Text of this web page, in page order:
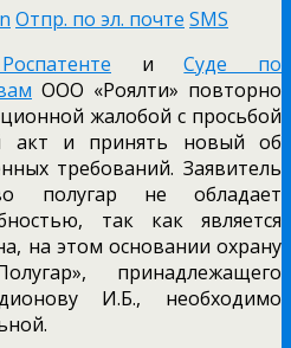
Отпр. по эл. почте SMS
иСуде по
ООО «Роялти» повторно
жалобой с просьбой
акт и принять новый об
требований. Заявитель
полугар не обладает
так как является
на этом основании охрану
принадлежащего
И.Б., необходимо